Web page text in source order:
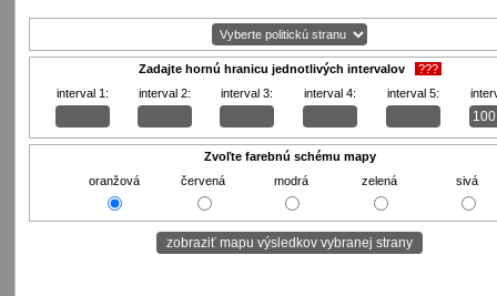
Zadajte hornú hranicu jednotlivých intervalov
???
interval 1:
interval 2: interval 3: interval 4: interval 5:
Zvoľte farebnú schému mapy
oranžová
červená modrá zelená sivá